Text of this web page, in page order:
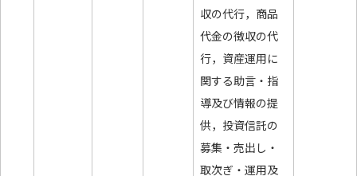
収の代行，商品
代金の徴収の代
行，資産運用に
関する助言・指
導及び情報の提
供，投資信託の
募集・売出し・
取次ぎ・運用及